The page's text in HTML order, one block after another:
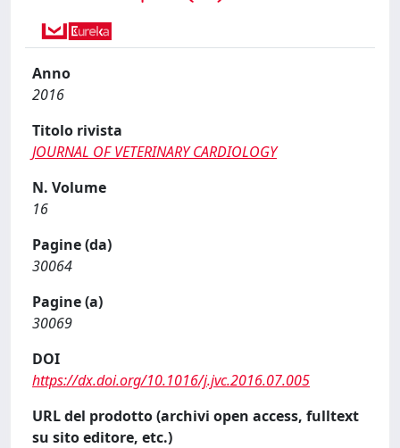
Anno
2016
Titolo rivista
JOURNAL OF VETERINARY CARDIOLOGY
N. Volume
16
Pagine (da)
30064
Pagine (a)
30069
DOI
https://dx.doi.org/10.1016/j.jvc.2016.07.005
URL del prodotto (archivi open access, fulltext
su sito editore, etc.)